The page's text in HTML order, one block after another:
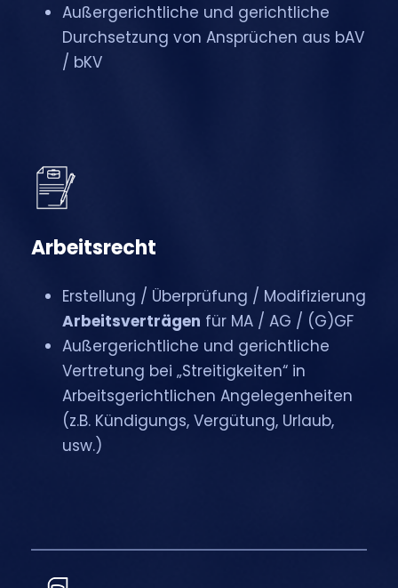
Außergerichtliche und gerichtliche
Durchsetzung von Ansprüchen aus bAV
/ bKV
Arbeitsrecht
Erstellung / Überprüfung / Modifizierung
Arbeitsverträgen für MA / AG / (G)GF
Außergerichtliche und gerichtliche
Vertretung bei „Streitigkeiten“ in
Arbeitsgerichtlichen Angelegenheiten
(z.B. Kündigungs, Vergütung, Urlaub,
usw.)